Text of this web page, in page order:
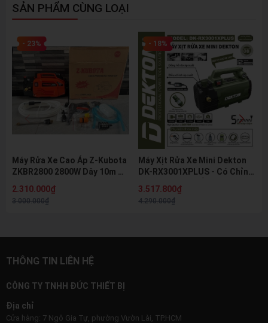
SẢN PHẨM CÙNG LOẠI
- 23%
Máy Rửa Xe Cao Áp Z-Kubota
ZKBR2800 2800W Dây 10m Tự
2.310.000₫
3.000.000₫
- 18%
Máy Xịt Rửa Xe Mini Dekton
DK-RX3001XPLUS - Có Chỉnh
Chuyên Rửa Xe & Vệ Sinh Máy
Lạnh
3.517.800₫
4.290.000₫
THÔNG TIN LIÊN HỆ
CÔNG TY TNHH ĐỨC THIẾT BỊ
Địa chỉ
Cửa hàng: 7 Ngô Gia Tự, phường Vườn Lài, TP.HCM